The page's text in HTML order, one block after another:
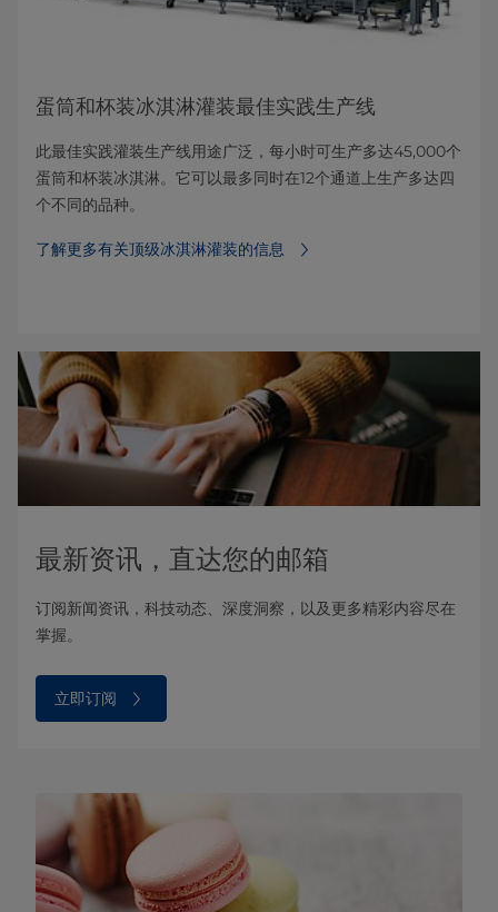
蛋筒和杯装冰淇淋灌装最佳实践生产线
此最佳实践灌装生产线用途广泛，每小时可生产多达45,000个
蛋筒和杯装冰淇淋。它可以最多同时在12个通道上生产多达四
个不同的品种。
了解更多有关顶级冰淇淋灌装的信息
最新资讯，直达您的邮箱
订阅新闻资讯，科技动态、深度洞察，以及更多精彩内容尽在
掌握。
立即订阅